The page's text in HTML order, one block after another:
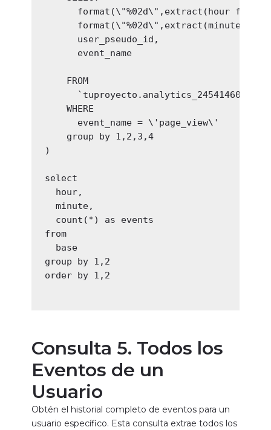
format(\"%02d\",extract(hour from
format(\"%02d\",extract(minute
      user_pseudo_id,
      event_name
    FROM
    WHERE
      event_name = \'page_view\'
    group by 1,2,3,4
)
select
  hour,
  minute,
  count(*) as events
from
  base
group by 1,2
order by 1,2
Consulta 5. Todos los
Eventos de un
Usuario
Obtén el historial completo de eventos para un
usuario específico. Esta consulta extrae todos los